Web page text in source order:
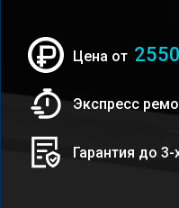
Цена от 2550
Экспресс
Гарантия до 3-